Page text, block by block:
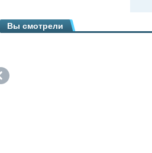
Вы смотрели